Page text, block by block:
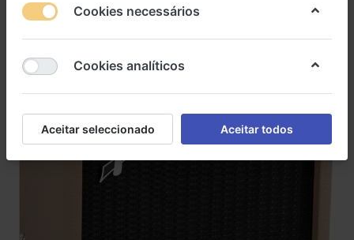
Cookies necessários
Cookies analíticos
Aceitar seleccionado Aceitar todos